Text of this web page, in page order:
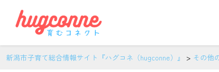
新潟市子育て総合情報サイト『ハグコネ（hugconne）』 > その他